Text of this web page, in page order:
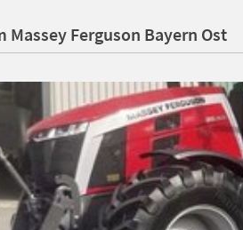
Massey Ferguson Bayern Ost